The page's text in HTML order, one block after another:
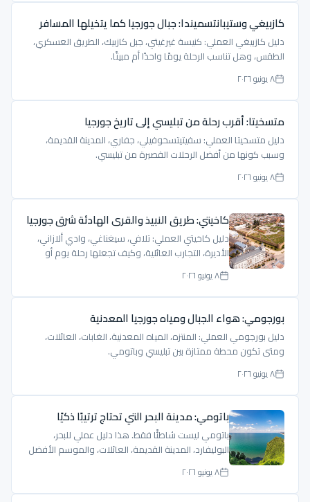
كازبيغي وستيبانتسميندا: جبال جورجيا كما يتخيلها المسافر
دليل كازبيغي العملي: كنيسة غيرغيتي، جبل كازبيك، الطريق العسكري،
الطقس، وهل تناسب الرحلة يومًا واحدًا أم مبيتًا.
٨ يونيو ٢٠٢٦
متسخيتا: أقرب رحلة من تبليسي إلى تاريخ جورجيا
دليل متسخيتا العملي: سفيتيتسخوفيلي، جفاري، المدينة القديمة،
وسبب كونها من أفضل الرحلات القصيرة من تبليسي.
٨ يونيو ٢٠٢٦
كاخيتي: طريق النبيذ والقرى الهادئة شرق جورجيا
دليل كاخيتي العملي: تلافي، سيغناغي، وادي ألازاني،
الأديرة، التجارب العائلية، وكيف تجعلها رحلة يوم أو
ليلتين.
٨ يونيو ٢٠٢٦
بورجومي: هواء الجبال ومياه جورجيا المعدنية
دليل بورجومي العملي: المنتزه، المياه المعدنية، الغابات، العائلات،
ومتى تكون محطة ممتازة بين تبليسي وباتومي.
٨ يونيو ٢٠٢٦
باتومي: مدينة البحر التي تحتاج ترتيبًا ذكيًا
باتومي ليست شاطئًا فقط. هذا دليل عملي للبحر،
البوليفارد، المدينة القديمة، العائلات، والموسم الأفضل
لزيارة باتومي.
٨ يونيو ٢٠٢٦